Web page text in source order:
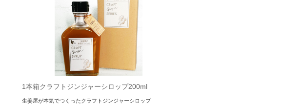
1本箱クラフトジンジャーシロップ200ml
生姜屋が本気でつくったクラフトジンジャーシロップ